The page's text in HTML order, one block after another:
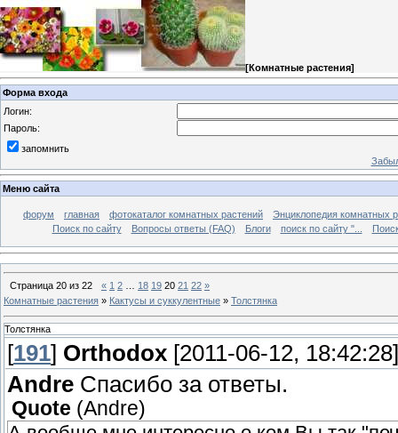
[Комнатные растения]
Форма входа
Логин:
Пароль:
запомнить
Меню сайта
форум главная фотокаталог комнатных растений
Энциклопедия комнатных
Поиск по сайту
Вопросы ответы (FAQ) Блоги поиск по сайту "...
Страница 20 из 22 « 1 2 18 19 20 21 22 »
Комнатные растения » Кактусы и суккулентные » Толстянка
Толстянка
[191] Orthodox [2011-06-12, 18:42:28]
Andre Спасибо за ответы.
Quote (Andre)